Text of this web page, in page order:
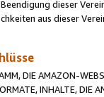
dieser
aus dieser
DIE AMAZON-
INHALTE, DIE